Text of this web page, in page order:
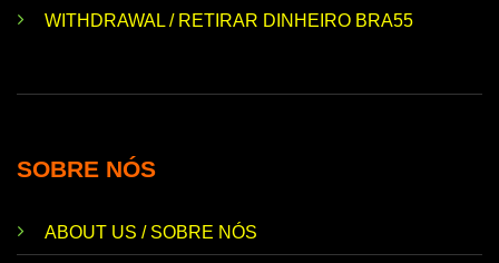
WITHDRAWAL / RETIRAR DINHEIRO BRA55
SOBRE NÓS
ABOUT US / SOBRE NÓS